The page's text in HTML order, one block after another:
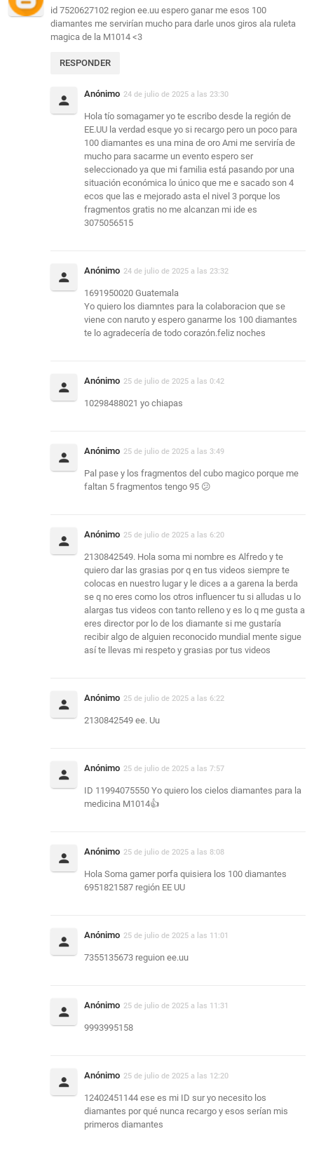
id 7520627102 region ee.uu espero ganar me esos 100
diamantes me servirían mucho para darle unos giros ala ruleta
magica de la M1014 <3
RESPONDER
Anónimo 24 de julio de 2025 a las 23:30
Hola tío somagamer yo te escribo desde la región de
EE.UU la verdad esque yo si recargo pero un poco para
100 diamantes es una mina de oro Ami me serviría de
mucho para sacarme un evento espero ser
seleccionado ya que mi familia está pasando por una
situación económica lo único que me e sacado son 4
ecos que las e mejorado asta el nivel 3 porque los
fragmentos gratis no me alcanzan mi ide es
3075056515
Anónimo 24 de julio de 2025 a las 23:32
1691950020 Guatemala
Yo quiero los diamntes para la colaboracion que se
viene con naruto y espero ganarme los 100 diamantes
te lo agradecería de todo corazón.feliz noches
Anónimo 25 de julio de 2025 a las 0:42
10298488021 yo chiapas
Anónimo 25 de julio de 2025 a las 3:49
Pal pase y los fragmentos del cubo magico porque me
faltan 5 fragmentos tengo 95 😕
Anónimo 25 de julio de 2025 a las 6:20
2130842549. Hola soma mi nombre es Alfredo y te
quiero dar las grasias por q en tus videos siempre te
colocas en nuestro lugar y le dices a a garena la berda
se q no eres como los otros influencer tu si alludas u lo
alargas tus videos con tanto relleno y es lo q me gusta a
eres director por lo de los diamante si me gustaría
recibir algo de alguien reconocido mundial mente sigue
así te llevas mi respeto y grasias por tus videos
Anónimo 25 de julio de 2025 a las 6:22
2130842549 ee. Uu
Anónimo 25 de julio de 2025 a las 7:57
ID 11994075550 Yo quiero los cielos diamantes para la
medicina M1014👍
Anónimo 25 de julio de 2025 a las 8:08
Hola Soma gamer porfa quisiera los 100 diamantes
6951821587 región EE UU
Anónimo 25 de julio de 2025 a las 11:01
7355135673 reguion ee.uu
Anónimo 25 de julio de 2025 a las 11:31
9993995158
Anónimo 25 de julio de 2025 a las 12:20
12402451144 ese es mi ID sur yo necesito los
diamantes por qué nunca recargo y esos serían mis
primeros diamantes